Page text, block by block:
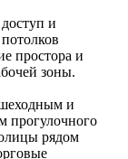
и
простора и
зоны.
и
прогулочного
рядом